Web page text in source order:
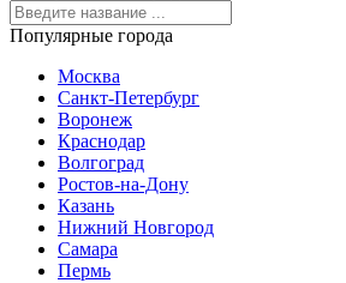
Популярные города
Москва
Санкт-Петербург
Воронеж
Краснодар
Волгоград
Ростов-на-Дону
Казань
Нижний Новгород
Самара
Пермь